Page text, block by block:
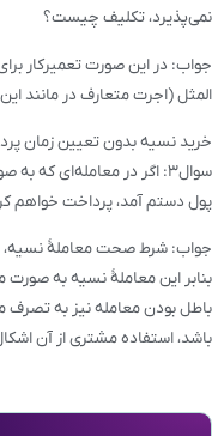
نمی‌پذیرد، تکلیف چیست؟
جواب: در این صورت تعمیرکار
المثل (اجرت متعارف در مانند
خرید نسیه بدون تعیین زمان
سوال۳: اگر در معامله‌ای
پول دستم آمد، پرداخت خواهم
جواب: شرط صحت معاملۀ نسیه،
بنابر این معاملۀ نسیه به
باطل بودن معامله نیز به
باشد، استفاده مشتری از آن